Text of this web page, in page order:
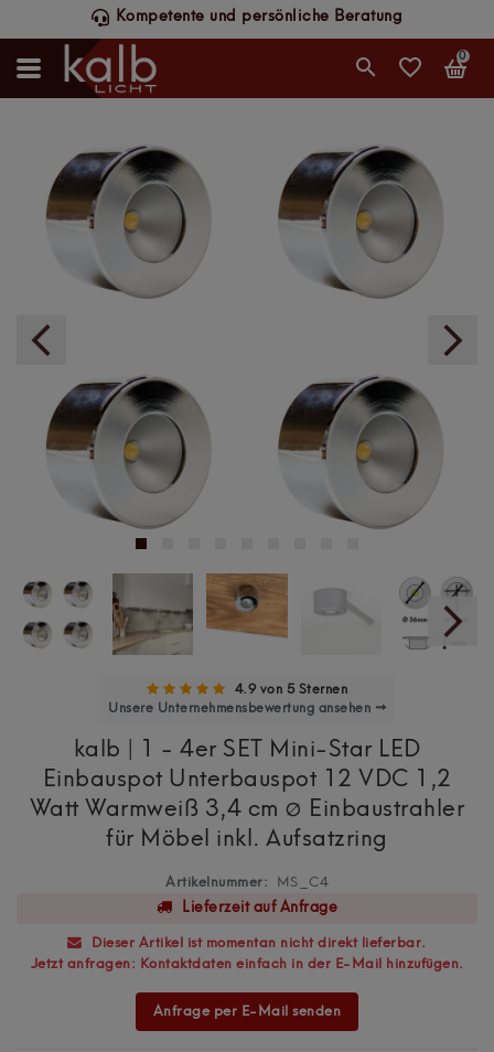
Schneller DHL-Versand, werktags bis 14 Uhr
0
4.9 von 5 Sternen
Unsere Unternehmensbewertung ansehen →
kalb | 1 - 4er SET Mini-Star LED
Einbauspot Unterbauspot 12 VDC 1,2
Watt Warmweiß 3,4 cm ∅ Einbaustrahler
für Möbel inkl. Aufsatzring
Artikelnummer:
MS_C4
Lieferzeit auf Anfrage
Dieser Artikel ist momentan nicht direkt lieferbar.
Jetzt anfragen: Kontaktdaten einfach in der E-Mail hinzufügen.
Anfrage per E-Mail senden